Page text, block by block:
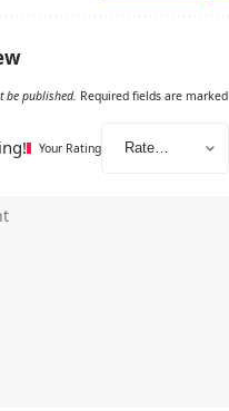
be published. Required fields are marked
Your Rating